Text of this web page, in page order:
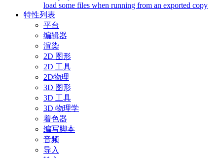
load some files when running from an exported copy
特性列表
平台
编辑器
渲染
2D 图形
2D 工具
2D物理
3D 图形
3D 工具
3D 物理学
着色器
编写脚本
音频
导入